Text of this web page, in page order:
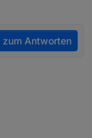
zum Antworten